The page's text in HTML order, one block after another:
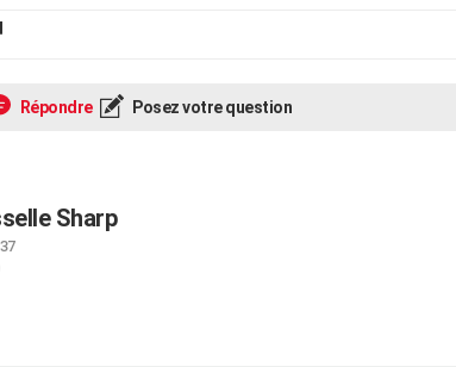
Répondre Posez votre question
Sharp